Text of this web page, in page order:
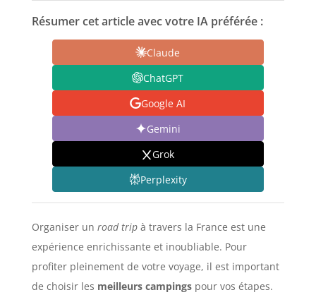
Résumer cet article avec votre IA préférée :
Claude
ChatGPT
Google AI
Gemini
Grok
Perplexity
Organiser un road tripà travers la France est une
expérience enrichissante et inoubliable. Pour
profiter pleinement de votre voyage, il est important
de choisir les meilleurs campingspour vos étapes.